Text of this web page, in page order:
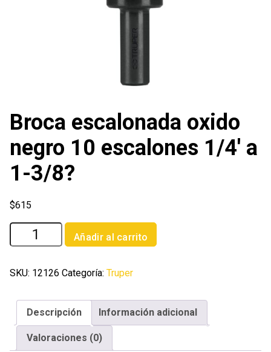
Broca escalonada oxido
negro 10 escalones 1/4′ a
1-3/8?
$615
Broca
escalonada
negro
escalones
Añadir al carrito
SKU: 12126 Categoría: Truper
Descripción Información adicional
Valoraciones (0)